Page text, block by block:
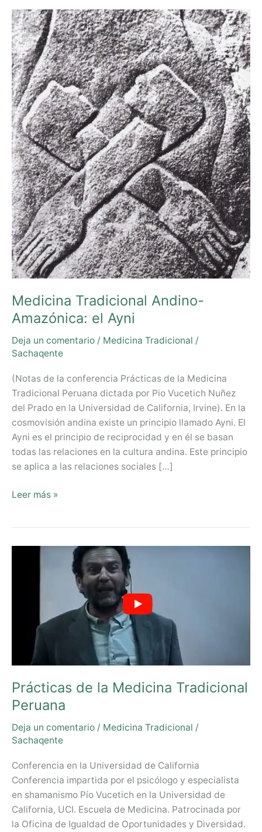
Medicina Tradicional Andino-
Amazónica: el Ayni
Deja un comentario / Medicina Tradicional /
Sachaqente
(Notas de la conferencia Prácticas de la Medicina
Tradicional Peruana dictada por Pio Vucetich Nuñez
del Prado en la Universidad de California, Irvine). En la
cosmovisión andina existe un principio llamado Ayni. El
Ayni es el principio de reciprocidad y en él se basan
todas las relaciones en la cultura andina. Este principio
se aplica a las relaciones sociales […]
Medicina
Tradicional
Andino-
Amazónica:
el
Ayni
Leer más »
Prácticas de la Medicina Tradicional
Peruana
Deja un comentario / Medicina Tradicional /
Sachaqente
Conferencia en la Universidad de California
Conferencia impartida por el psicólogo y especialista
en shamanismo Pío Vucetich en la Universidad de
California, UCI. Escuela de Medicina. Patrocinada por
la Oficina de Igualdad de Oportunidades y Diversidad.
Prácticas
Peruana